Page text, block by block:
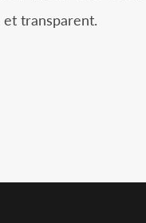
transparent.